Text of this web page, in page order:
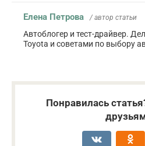
Елена Петрова / автор статьи
Автоблогер и тест-драйвер.
Toyota и советами по выбору
Понравилась